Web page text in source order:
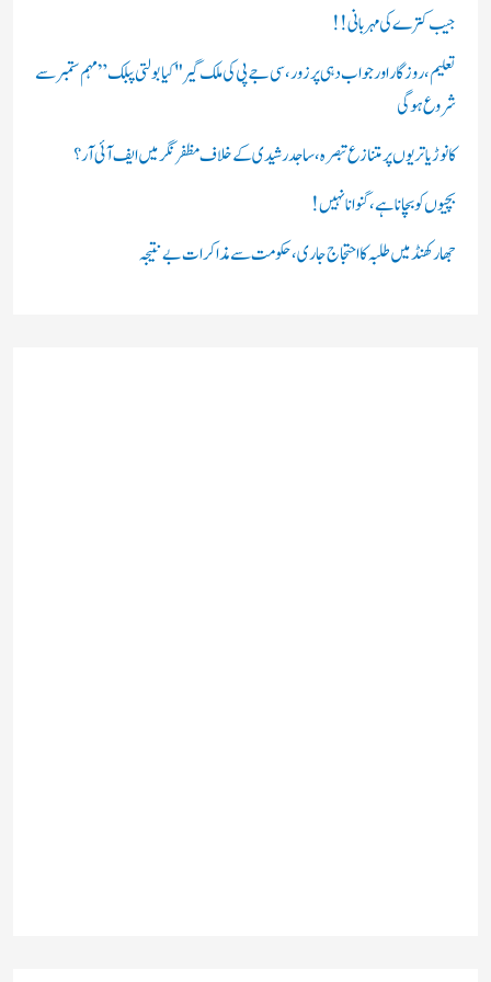
ں
:
جیب کترے کی مہربانی !!
تعلیم، روزگار اور جواب دہی پر زور، سی جے پی کی ملک گیر "کیا بولتی پبلک” مہم ستمبر سے
شروع ہوگی
کانوڑ یاتریوں پر متنازع تبصرہ، ساجد رشیدی کے خلاف مظفرنگر میں ایف آئی آر؟
بچیوں کو بچانا ہے، گنوانا نہیں!
جھارکھنڈ میں طلبہ کا احتجاج جاری، حکومت سے مذاکرات بے نتیجہ